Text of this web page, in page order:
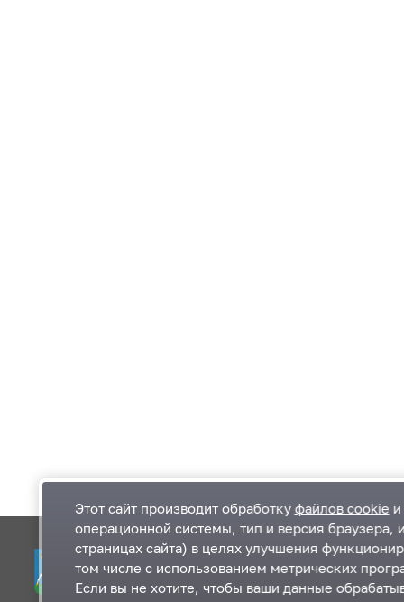
Одинцовский городской округ Московской
области
Этот сайт производит обработку файлов cookie
операционной системы, тип и версия браузера,
страницах сайта) в целях улучшения
том числе с использованием метрических
Если вы не хотите, чтобы ваши данные